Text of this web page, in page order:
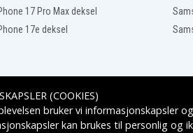
17 Pro Max deksel
17e deksel
Leveringsalternativer
(COOKIES)
bruker vi informasjonskapsler
kan brukes til personlig og